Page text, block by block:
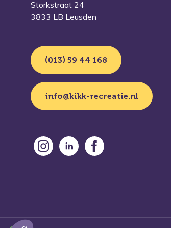
Storkstraat 24
3833 LB Leusden
(013) 59 44 168
info@kikk-recreatie.nl